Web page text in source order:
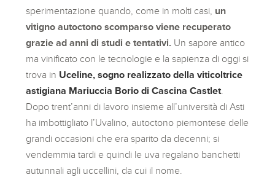
sperimentazione quando, come in molti casi, un
vitigno autoctono scomparso viene recuperato
grazie ad anni di studi e tentativi. Un sapore antico
ma vinificato con le tecnologie e la sapienza di oggi si
trova in Uceline, sogno realizzato della viticoltrice
astigiana Mariuccia Borio di Cascina Castlet
Dopo trent’anni di lavoro insieme all’università di Asti
ha imbottigliato l’Uvalino, autoctono piemontese delle
grandi occasioni che era sparito da decenni; si
vendemmia tardi e quindi le uva regalano banchetti
autunnali agli uccellini, da cui il nome.